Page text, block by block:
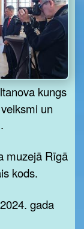
kungs
un
muzejā Rīgā
kods.
gada